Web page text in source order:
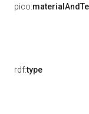
pico:
rdf:type